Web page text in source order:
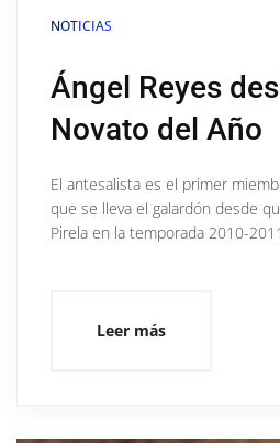
NOTICIAS
Ángel Reyes
Novato del Año
El antesalista es el primer
que se lleva el galardón desde
Pirela en la temporada 2010-2011
Leer más